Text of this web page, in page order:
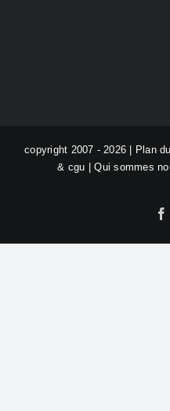
copyright 2007 - 2026 | Plan
& cgu |Qui sommes